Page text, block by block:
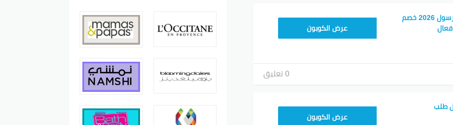
احدث كوبون خصم مرسول 2026 خصم
9637E048عرض الكوبون
0 تعليق
طلب
9637E048عرض الكوبون